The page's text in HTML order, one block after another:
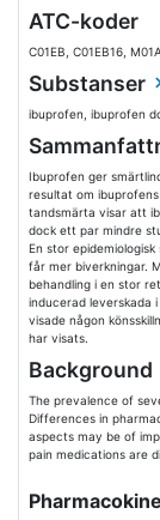
ATC-koder
C01EB, C01EB16,
Substanser
ibuprofen, ibuprofen
Ibuprofen ger
resultat om
tandsmärta visar att
dock ett par mindre
En stor
får mer biverkningar.
behandling i en stor
inducerad leverskada
visade någon
har visats.
Background
The prevalence of
Differences in
aspects may be of
pain medications are